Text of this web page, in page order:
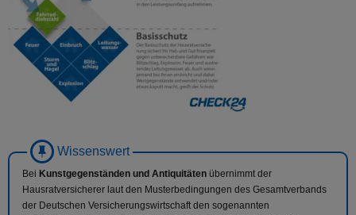
Bei Kunstgegenständen und Antiquitäten übernimmt der
Hausratversicherer laut den Musterbedingungen des Gesamtverbands
der Deutschen Versicherungswirtschaft den sogenannten